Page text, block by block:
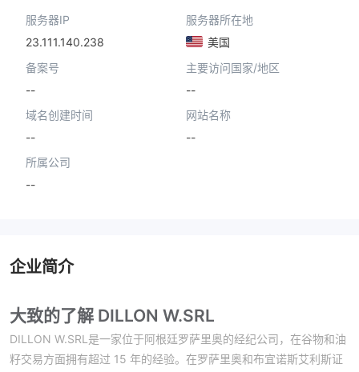
服务器IP
23.111.140.238
服务器所在地
美国
备案号
--
主要访问国家/地区
--
域名创建时间
--
网站名称
--
所属公司
--
企业简介
大致的了解 DILLON W.SRL
DILLON W.SRL是一家位于阿根廷罗萨里奥的经纪公司，在谷物和油
籽交易方面拥有超过 15 年的经验。在罗萨里奥和布宜诺斯艾利斯证